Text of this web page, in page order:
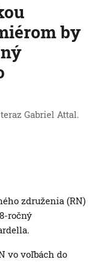
by
Gabriel Attal.
združenia (RN)
ročný
vo voľbách do